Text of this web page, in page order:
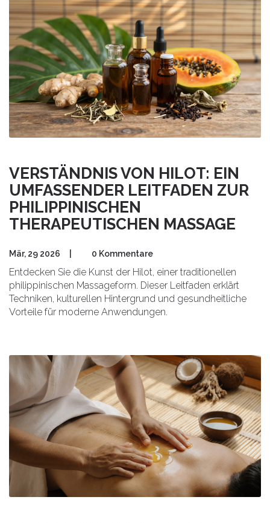
VERSTÄNDNIS VON HILOT: EIN
UMFASSENDER LEITFADEN ZUR
PHILIPPINISCHEN
THERAPEUTISCHEN MASSAGE
Mär, 29 2026 0 Kommentare
Entdecken Sie die Kunst der Hilot, einer traditionellen
philippinischen Massageform. Dieser Leitfaden erklärt
Techniken, kulturellen Hintergrund und gesundheitliche
Vorteile für moderne Anwendungen.